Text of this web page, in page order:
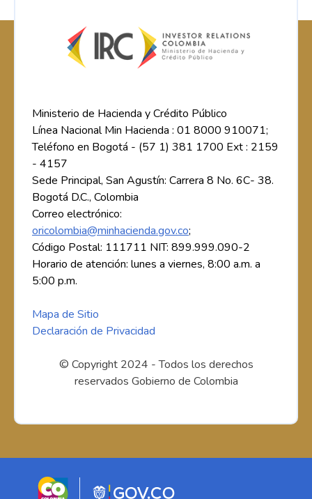
Ministerio de Hacienda y Crédito Público
Línea Nacional Min Hacienda : 01 8000 910071;
Teléfono en Bogotá - (57 1) 381 1700 Ext : 2159
- 4157
Sede Principal, San Agustín: Carrera 8 No. 6C- 38.
Bogotá D.C., Colombia
Correo electrónico:
oricolombia@minhacienda.gov.co;
Código Postal: 111711 NIT: 899.999.090-2
Horario de atención: lunes a viernes, 8:00 a.m. a
5:00 p.m.
Mapa de Sitio
Declaración de Privacidad
© Copyright 2024 - Todos los derechos
reservados Gobierno de Colombia